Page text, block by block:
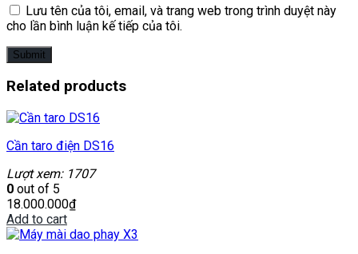
Lưu tên của tôi, email, và trang web trong trình duyệt này
cho lần bình luận kế tiếp của tôi.
Related products
Cần taro điện DS16
Lượt xem: 1707
0 out of 5
18.000.000₫
Add to cart